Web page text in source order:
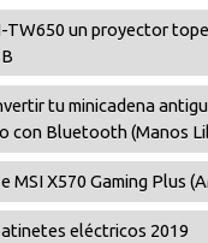
TW650 un proyector
tu minicadena
con Bluetooth (Manos
MSI X570 Gaming Plus
eléctricos 2019